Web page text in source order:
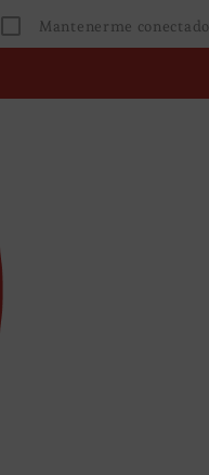
Mantenerme conectado